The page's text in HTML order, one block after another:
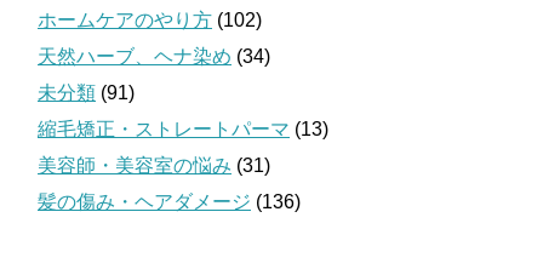
ホームケアのやり方 (102)
天然ハーブ、ヘナ染め (34)
未分類 (91)
縮毛矯正・ストレートパーマ (13)
美容師・美容室の悩み (31)
髪の傷み・ヘアダメージ (136)